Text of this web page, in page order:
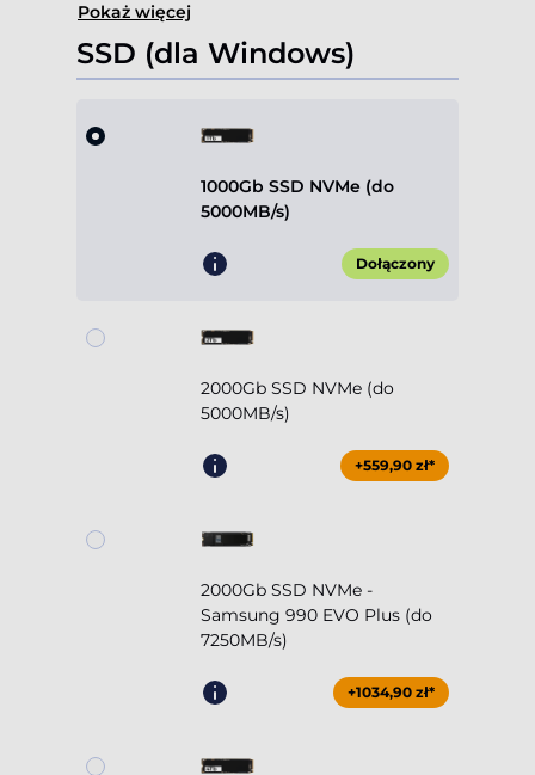
Pokaż więcej
SSD (dla Windows)
1000Gb SSD NVMe (do
5000MB/s)
Dołączony
2000Gb SSD NVMe (do
5000MB/s)
+559,90 zł*
2000Gb SSD NVMe -
Samsung 990 EVO Plus (do
7250MB/s)
+1034,90 zł*